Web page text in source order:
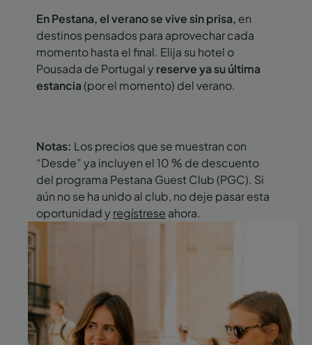
En Pestana, el verano se vive sin prisa, en
destinos pensados para aprovechar cada
momento hasta el final. Elija su hotel o
Pousada de Portugal y reserve ya su última
estancia (por el momento) del verano.
Notas: Los precios que se muestran con
“Desde” ya incluyen el 10 % de descuento
del programa Pestana Guest Club (PGC). Si
aún no se ha unido al club, no deje pasar esta
oportunidad y regístrese ahora.